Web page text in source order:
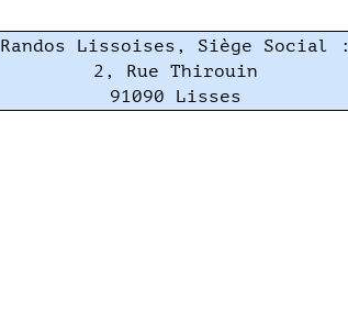
Randos Lissoises, Siège Social :
2, Rue Thirouin
91090 Lisses